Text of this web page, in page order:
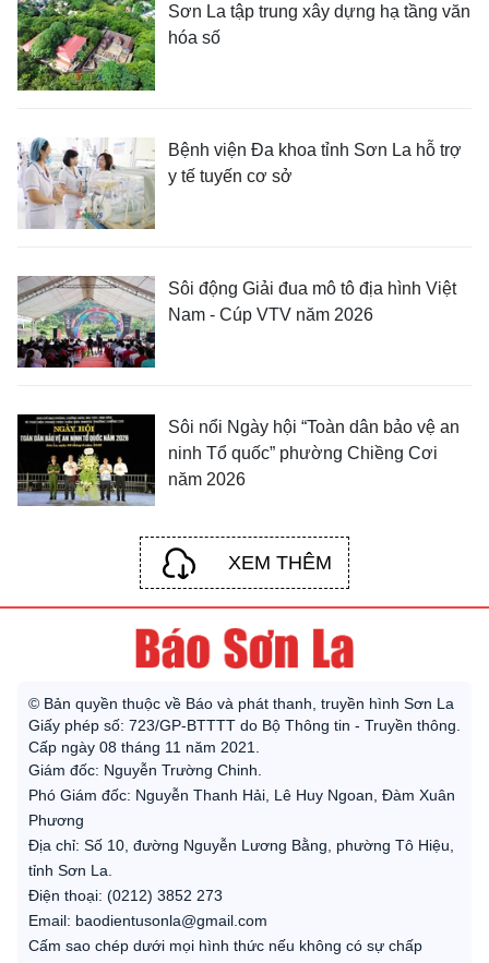
Sơn La tập trung xây dựng hạ tầng văn
hóa số
Bệnh viện Đa khoa tỉnh Sơn La hỗ trợ
y tế tuyến cơ sở
Sôi động Giải đua mô tô địa hình Việt
Nam - Cúp VTV năm 2026
Sôi nổi Ngày hội “Toàn dân bảo vệ an
ninh Tổ quốc” phường Chiềng Cơi
năm 2026
XEM THÊM
© Bản quyền thuộc về Báo và phát thanh, truyền hình Sơn La
Giấy phép số: 723/GP-BTTTT do Bộ Thông tin - Truyền thông.
Cấp ngày 08 tháng 11 năm 2021.
Giám đốc: Nguyễn Trường Chinh.
Phó Giám đốc: Nguyễn Thanh Hải, Lê Huy Ngoan, Đàm Xuân
Phương
Địa chỉ: Số 10, đường Nguyễn Lương Bằng, phường Tô Hiệu,
tỉnh Sơn La.
Điện thoại: (0212) 3852 273
Email: baodientusonla@gmail.com
Cấm sao chép dưới mọi hình thức nếu không có sự chấp